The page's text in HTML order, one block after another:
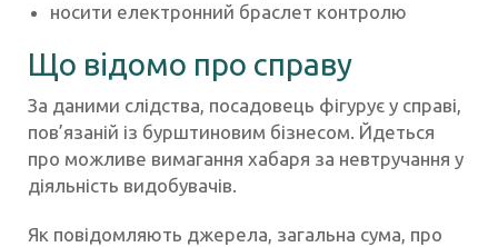
носити електронний браслет контролю
Що відомо про справу
За даними слідства, посадовець фігурує у справі,
пов’язаній із бурштиновим бізнесом. Йдеться
про можливе вимагання хабаря за невтручання у
діяльність видобувачів.
Як повідомляють джерела, загальна сума, про